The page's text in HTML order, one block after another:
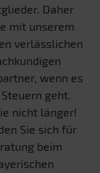
Daher
mit unserem
verlässlichen
wenn es
geht.
nicht länger!
Sie sich für
beim